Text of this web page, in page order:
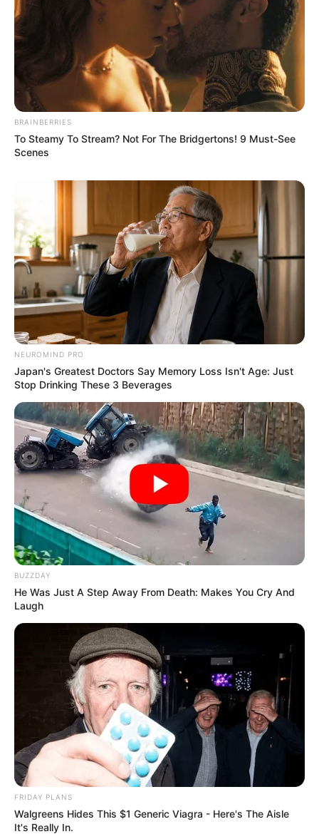
BRAINBERRIES
To Steamy To Stream? Not For The Bridgertons! 9 Must-See
Scenes
NEUROMIND PRO
Japan's Greatest Doctors Say Memory Loss Isn't Age: Just
Stop Drinking These 3 Beverages
BUZZDAY
He Was Just A Step Away From Death: Makes You Cry And
Laugh
FRIDAY PLANS
Walgreens Hides This $1 Generic Viagra - Here's The Aisle
It's Really In.